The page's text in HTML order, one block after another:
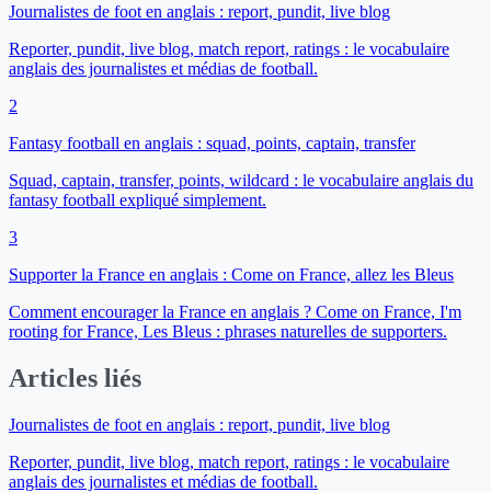
Journalistes de foot en anglais : report, pundit, live blog
Reporter, pundit, live blog, match report, ratings : le vocabulaire
anglais des journalistes et médias de football.
2
Fantasy football en anglais : squad, points, captain, transfer
Squad, captain, transfer, points, wildcard : le vocabulaire anglais du
fantasy football expliqué simplement.
3
Supporter la France en anglais : Come on France, allez les Bleus
Comment encourager la France en anglais ? Come on France, I'm
rooting for France, Les Bleus : phrases naturelles de supporters.
Articles liés
Journalistes de foot en anglais : report, pundit, live blog
Reporter, pundit, live blog, match report, ratings : le vocabulaire
anglais des journalistes et médias de football.